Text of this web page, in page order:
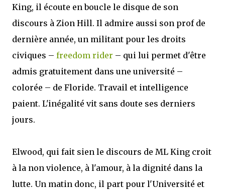
King, il écoute en boucle le disque de son
discours à Zion Hill. Il admire aussi son prof de
dernière année, un militant pour les droits
civiques – freedom rider – qui lui permet d'être
admis gratuitement dans une université –
colorée – de Floride. Travail et intelligence
paient. L'inégalité vit sans doute ses derniers
jours.
Elwood, qui fait sien le discours de ML King croit
à la non violence, à l'amour, à la dignité dans la
lutte. Un matin donc, il part pour l'Université et